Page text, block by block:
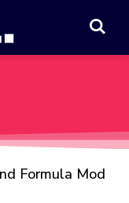
Formula Mod